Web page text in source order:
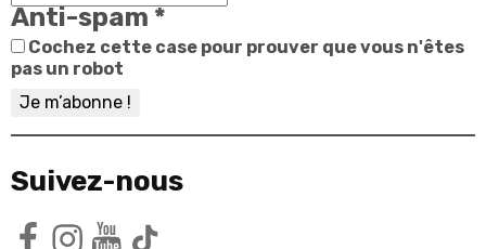
Anti-spam*
Cochez cette case pour prouver que vous n'êtes
pas un robot
Suivez-nous
FacebookInstagramYouTube
TikTok